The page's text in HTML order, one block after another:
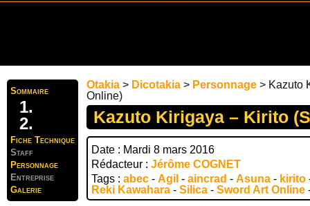
Sommaire
Fiche Technique
Staff
Personnage
Entreprise
Galerie
Otakia > Dicotakia > Personnage > Kazuto
Online)
Kazuto Kirigaya – Kirito
Date : Mardi 8 mars 2016
Rédacteur : Jérôme COGNET
Tags : abec - Agil - aincrad - Asuna - kirito
Reki Kawahara - Silica - Sword Art Online